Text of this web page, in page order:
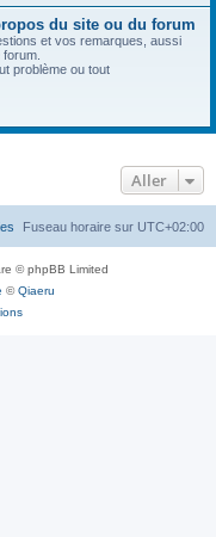
du site ou du forum
et vos remarques, aussi
problème ou tout
Aller
Fuseau horaire sur UTC+02:00
© phpBB Limited
©Qiaeru